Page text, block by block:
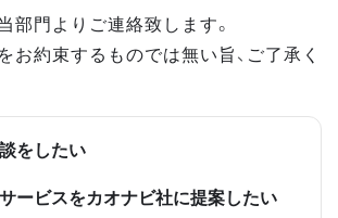
部門よりご連絡致します。
お約束するものでは無い旨、ご了承く
をしたい
ービスをカオナビ社に提案したい